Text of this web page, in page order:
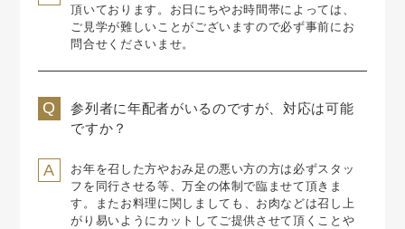
頂いております。 お日にちやお時間帯によっては、
ご見学が難しいことがございますので必ず事前にお
問合せくださいませ。
参列者に年配者がいるのですが、対応は可能
ですか？
お年を召した方やおみ足の悪い方の方は必ずスタッ
フを同行させる等、万全の体制で臨ませて頂きま
す。
またお料理に関しましても、お肉などは召し上
がり易いようにカットしてご提供させて頂くことや